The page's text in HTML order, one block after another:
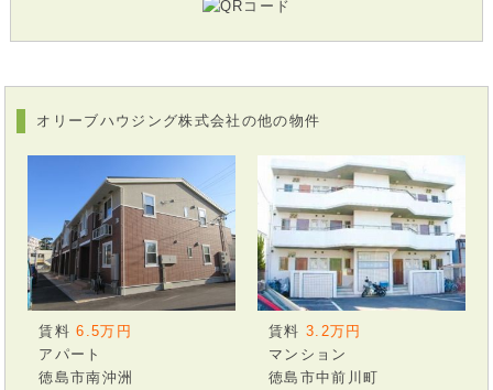
オリーブハウジング株式会社の他の物件
賃料6.5万円
アパート
徳島市南沖洲
賃料 3.2万円
マンション
徳島市中前川町